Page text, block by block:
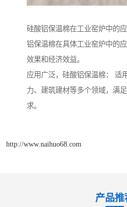
硅酸铝保温棉在工业窑炉中的
铝保温棉在具体工业窑炉中的
效果和经济效益。
应用广泛，硅酸铝保温棉： 适
力、建筑建材等多个领域，满
求。
http://www.naihuo68.com
产品推